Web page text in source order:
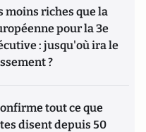
moins riches que la
pour la 3e
: jusqu'où ira le
?
tout ce que
disent depuis 50